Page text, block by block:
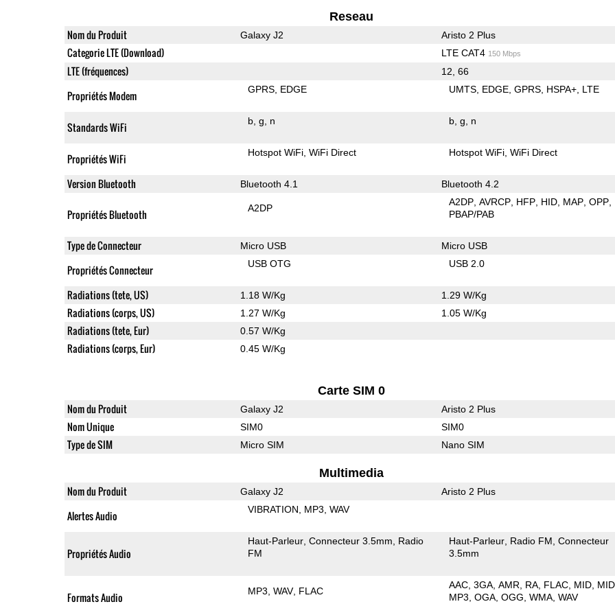
Reseau
Nom du Produit Galaxy J2 Aristo 2 Plus
Categorie LTE (Download) LTE CAT4 150 Mbps
LTE (fréquences) 12, 66
Propriétés Modem GPRS EDGE UMTS EDGE GPRS HSPA+ LTE
Standards WiFi b g n b g n
Propriétés WiFi Hotspot WiFi WiFi Direct Hotspot WiFi WiFi Direct
Version Bluetooth Bluetooth 4.1 Bluetooth 4.2
Propriétés Bluetooth A2DP
A2DP AVRCP HFP HID MAP OPP
PBAP/PAB
Type de Connecteur Micro USB Micro USB
Propriétés Connecteur USB OTG USB 2.0
Radiations (tete, US) 1.18 W/Kg 1.29 W/Kg
Radiations (corps, US) 1.27 W/Kg 1.05 W/Kg
Radiations (tete, Eur) 0.57 W/Kg
Radiations (corps, Eur) 0.45 W/Kg
Carte SIM 0
Nom du Produit Galaxy J2 Aristo 2 Plus
Nom Unique SIM0 SIM0
Type de SIM Micro SIM Nano SIM
Multimedia
Nom du Produit Galaxy J2 Aristo 2 Plus
Alertes Audio VIBRATION MP3 WAV
Propriétés Audio
Haut-Parleur Connecteur 3.5mm
Radio
FM
Haut-Parleur Radio FM Connecteur
3.5mm
Formats Audio MP3 WAV FLAC
AAC 3GA AMR RA FLAC MID
MP3 OGA OGG WMA WAV